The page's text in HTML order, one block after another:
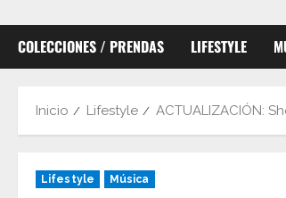
COLECCIONES / PRENDAS LIFESTYLE
Inicio Lifestyle ACTUALIZACIÓN:
Lifestyle Música